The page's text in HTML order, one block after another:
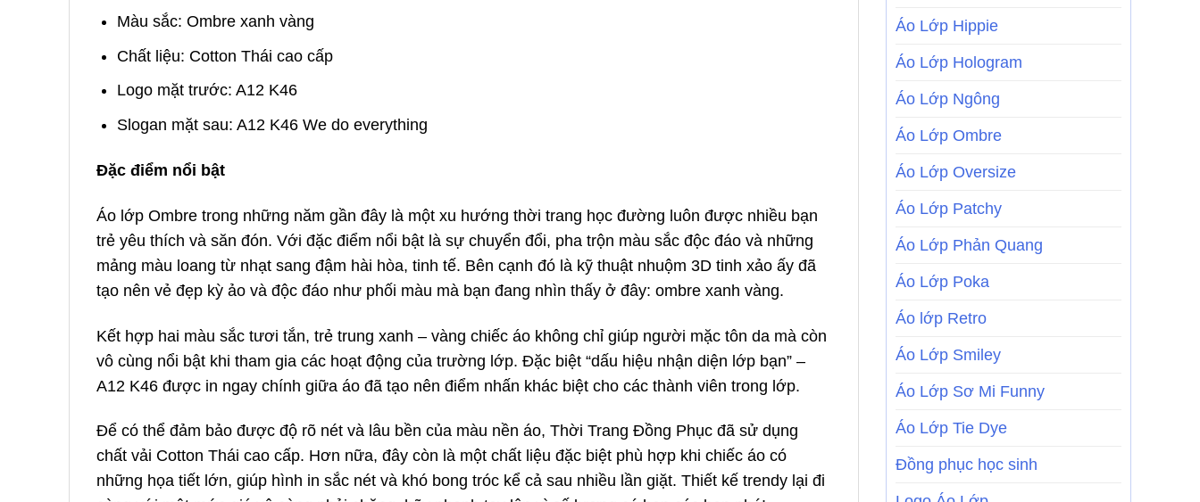
Màu sắc: Ombre xanh vàng
Chất liệu: Cotton Thái cao cấp
Logo mặt trước: A12 K46
Slogan mặt sau: A12 K46 We do everything
Đặc điểm nổi bật
Áo lớp Ombre trong những năm gần đây là một xu hướng thời trang học đường luôn được nhiều bạn
trẻ yêu thích và săn đón. Với đặc điểm nổi bật là sự chuyển đổi, pha trộn màu sắc độc đáo và những
mảng màu loang từ nhạt sang đậm hài hòa, tinh tế. Bên cạnh đó là kỹ thuật nhuộm 3D tinh xảo ấy đã
tạo nên vẻ đẹp kỳ ảo và độc đáo như phối màu mà bạn đang nhìn thấy ở đây: ombre xanh vàng.
Kết hợp hai màu sắc tươi tắn, trẻ trung xanh – vàng chiếc áo không chỉ giúp người mặc tôn da mà còn
vô cùng nổi bật khi tham gia các hoạt động của trường lớp. Đặc biệt “dấu hiệu nhận diện lớp bạn” –
A12 K46 được in ngay chính giữa áo đã tạo nên điểm nhấn khác biệt cho các thành viên trong lớp.
Để có thể đảm bảo được độ rõ nét và lâu bền của màu nền áo, Thời Trang Đồng Phục đã sử dụng
chất vải Cotton Thái cao cấp. Hơn nữa, đây còn là một chất liệu đặc biệt phù hợp khi chiếc áo có
những họa tiết lớn, giúp hình in sắc nét và khó bong tróc kể cả sau nhiều lần giặt. Thiết kế trendy lại đi
Áo Lớp Hippie
Áo Lớp Hologram
Áo Lớp Ngông
Áo Lớp Ombre
Áo Lớp Oversize
Áo Lớp Patchy
Áo Lớp Phản Quang
Áo Lớp Poka
Áo lớp Retro
Áo Lớp Smiley
Áo Lớp Sơ Mi Funny
Áo Lớp Tie Dye
Đồng phục học sinh